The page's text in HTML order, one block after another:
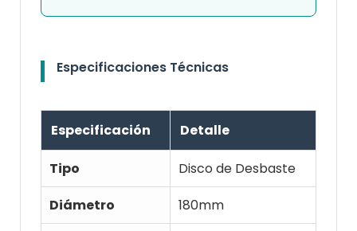
Especificaciones Técnicas
Especificación Detalle
Tipo
Disco de Desbaste
Diámetro
180mm